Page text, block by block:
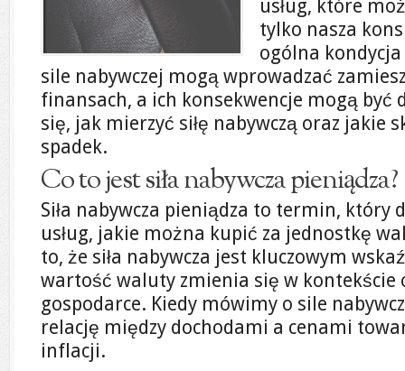
usług, które
tylko nasza
ogólna
sile nabywczej mogą wprowadzać
finansach, a ich konsekwencje mogą być
się, jak mierzyć siłę nabywczą oraz jakie
spadek.
Co to jest siła nabywcza pieniądza?
Siła nabywcza pieniądza to termin, który
usług, jakie można kupić za jednostkę
to, że siła nabywcza jest kluczowym
wartość waluty zmienia się w kontekście
gospodarce. Kiedy mówimy o sile
relację między dochodami a cenami
inflacji.